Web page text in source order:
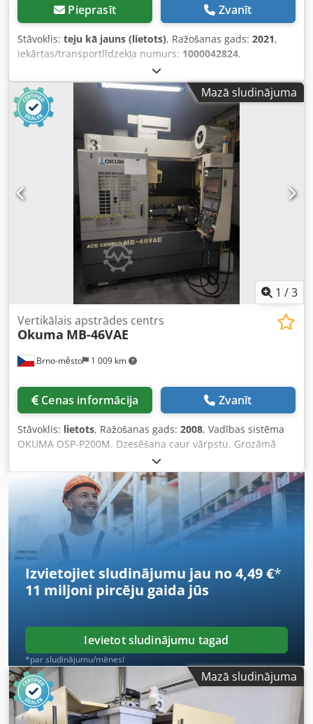
Pieprasīt Zvanīt
Stāvoklis: teju kā jauns (lietots), Ražošanas gads: 2021,
iekārtas/transportlīdzekļa numurs: 1000042824,
Piedāvājam pārdošanai ļoti labi saglabātu Biesse BREMA
EKO 2.2 iekārtu no 2021. gada. Ierīce ir aprīkota ar
instrumentu maiņu, diviem agregātiem un instrumentu
aprīkojumu. Programmatūra bSolid. Iekārtu apkalpoja
mūsu tehniķis, tāpēc lieliski zinām tās stāvokli un izcelsmi.
Iekārtu iespējams izmēģināt mūsu uzņēmuma izstāžu zālē
Brno. Codpfx Apozcrfpsyjrf
Mazā sludinājuma
1 /3
Brno-město 1 009 km
Vertikālais apstrādes centrs
Okuma MB-46VAE
Cenas informācija Zvanīt
Stāvoklis: lietots, Ražošanas gads: 2008, Vadības sistēma
OKUMA OSP-P200M. Dzesēšana caur vārpstu. Grozāmā
vārpsta A, ražotājs Tsudakoma 250. Cjdpfozqtbgox Apyorf
Skiedru konveijers. RENISHAW OMP40 – instrumentu
zonde. Instrumentu stiprinājuma virsmas izmērs: 1000 x
460 mm. Asu darbības diapazons: Ase X: 762 mm. Ase Y:
460 mm. Ase Z: 460 mm. Vārpstas apgriezieni: 50–8000
apgr./min. DIN 40. Instrumentu pozīciju skaits: 48. Iekārtas
izmēri: 2805 x 2160 x 2746 mm. Iekārtas svars: 7100 kg.
Izvietojiet sludinājumu jau no 4,49 €*
11 miljoni pircēju gaida jūs
Ievietot sludinājumu tagad
*par sludinājumu/mēnesī
Mazā sludinājuma